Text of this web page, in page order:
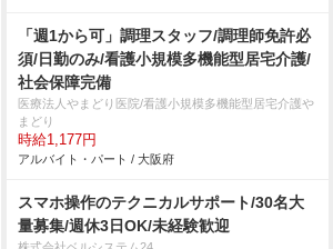
「週1から可」調理スタッフ/調理師免許必
須/日勤のみ/看護小規模多機能型居宅介護/
社会保障完備
医療法人やまどり医院/看護小規模多機能型居宅介護
まどり
時給1,177円
アルバイト・パート / 大阪府
スマホ操作のテクニカルサポート/30名大
量募集/週休3日OK/未経験歓迎